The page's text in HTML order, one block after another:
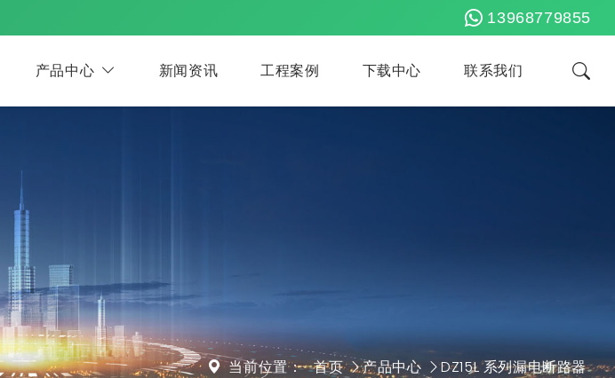
13968779855
产品中心 新闻资讯 工程案例 下载中心 联系我们
当前位置： 首页 产品中心 DZ15L 系列漏电断路器